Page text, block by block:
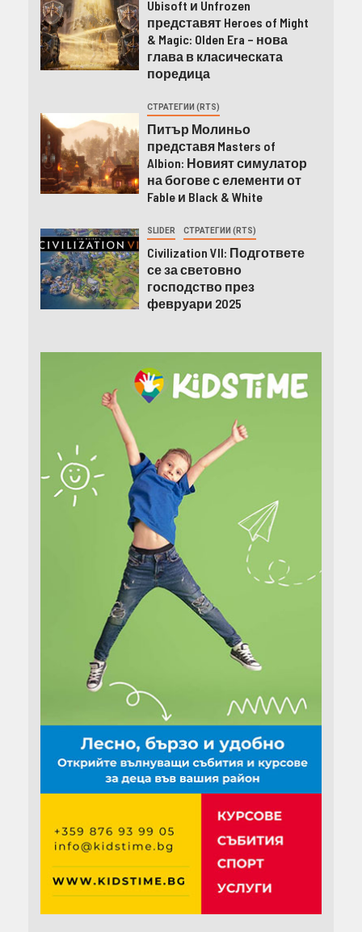
Ubisoft и Unfrozen
представят Heroes of Might
& Magic: Olden Era – нова
глава в класическата
поредица
СТРАТЕГИИ (RTS)
Питър Молиньо
представя Masters of
Albion: Новият симулатор
на богове с елементи от
Fable и Black & White
SLIDER СТРАТЕГИИ (RTS)
Civilization VII: Подгответе
се за световно
господство през
февруари 2025